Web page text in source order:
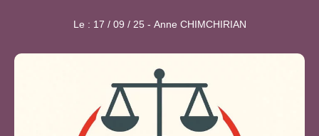
Le : 17 / 09 / 25 - Anne CHIMCHIRIAN